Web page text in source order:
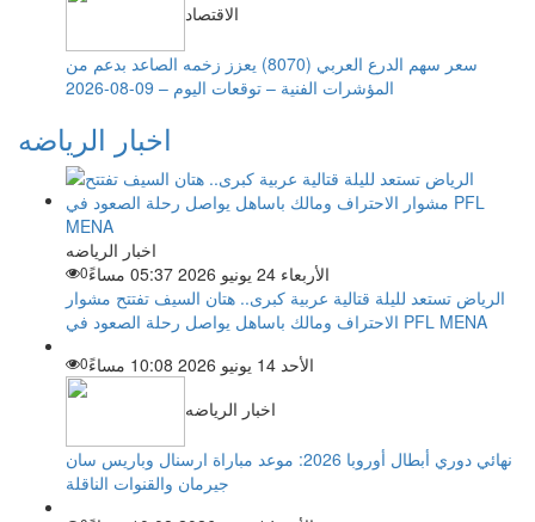
الاقتصاد
سعر سهم الدرع العربي (8070) يعزز زخمه الصاعد بدعم من
المؤشرات الفنية – توقعات اليوم – 09-08-2026
اخبار الرياضه
اخبار الرياضه
الأربعاء 24 يونيو 2026 05:37 مساءً
0
الرياض تستعد لليلة قتالية عربية كبرى.. هتان السيف تفتتح مشوار
الاحتراف ومالك باساهل يواصل رحلة الصعود في PFL MENA
الأحد 14 يونيو 2026 10:08 مساءً
0
اخبار الرياضه
نهائي دوري أبطال أوروبا 2026: موعد مباراة ارسنال وباريس سان
جيرمان والقنوات الناقلة